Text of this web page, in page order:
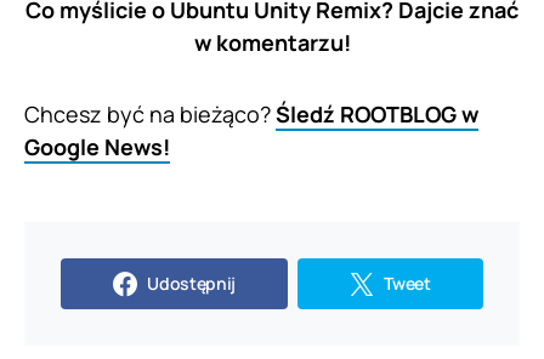
Co myślicie o Ubuntu Unity Remix? Dajcie znać
w komentarzu!
Chcesz być na bieżąco?Śledź ROOTBLOG w
Google News!
Udostępnij Tweet